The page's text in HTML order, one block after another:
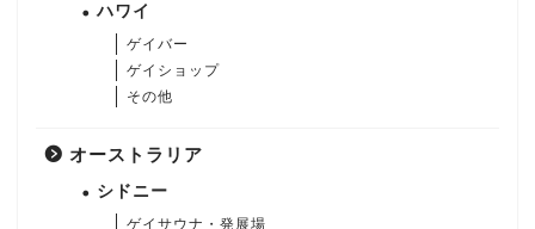
ハワイ
ゲイバー
ゲイショップ
その他
オーストラリア
シドニー
ゲイサウナ・発展場